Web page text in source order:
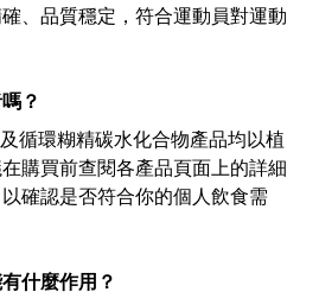
、品質穩定，符合運動員對運動
？
循環糊精碳水化合物產品均以植
購買前查閱各產品頁面上的詳細
確認是否符合你的個人飲食需
什麼作用？